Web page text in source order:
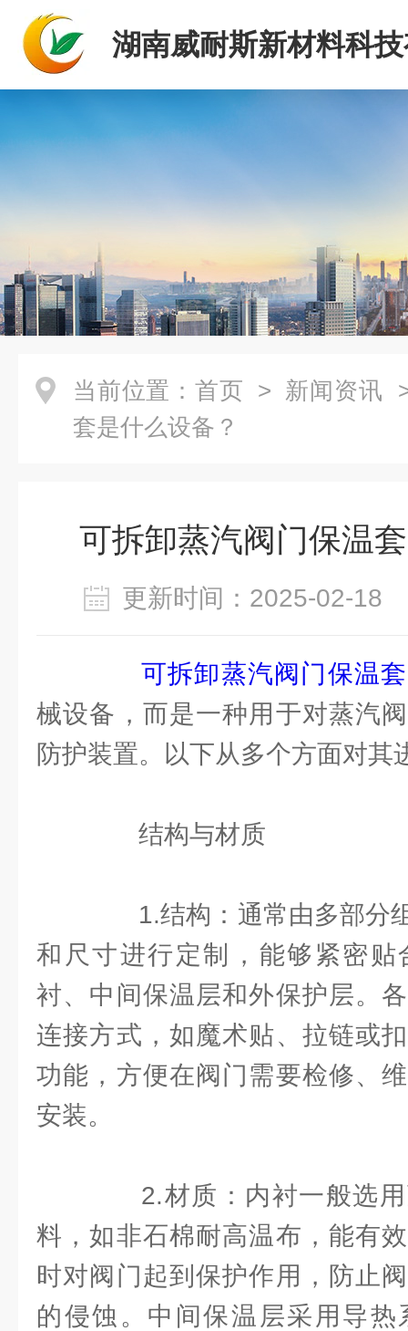
湖南威耐斯新材料科
司
当前位置： 首页 > 新闻资讯
套是什么设备？
可拆卸蒸汽阀门保温
更新时间：2025-02-
可拆卸蒸汽阀门保温套
械设备，而是一种用于对蒸汽
防护装置。以下从多个方面对其
结构与材质
1.结构：通常由多部分
和尺寸进行定制，能够紧密贴
衬、中间保温层和外保护层。
连接方式，如魔术贴、拉链或
功能，方便在阀门需要检修、
安装。
2.材质：内衬一般选用
料，如非石棉耐高温布，能有
时对阀门起到保护作用，防止
的侵蚀。中间保温层采用导